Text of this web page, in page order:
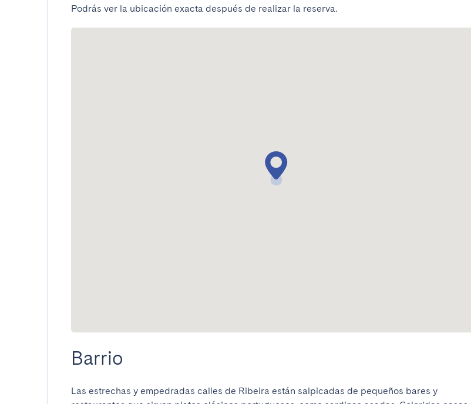
Podrás ver la ubicación exacta después de realizar la reserva.
Barrio
Las estrechas y empedradas calles de Ribeira están salpicadas de pequeños bares y